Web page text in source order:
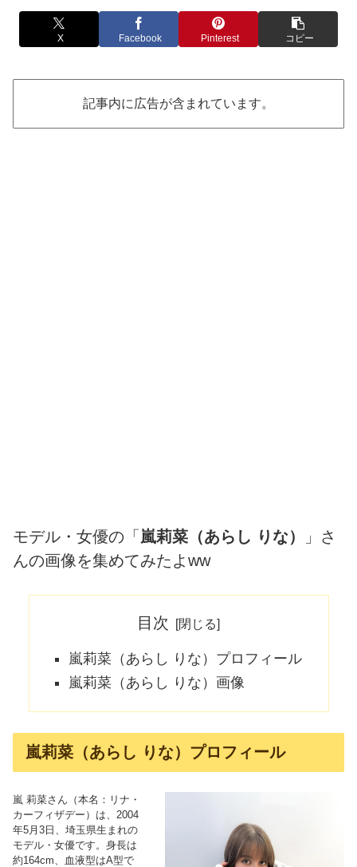
X Facebook Pinterest コピー
記事内に広告が含まれています。
モデル・女優の「 嵐莉菜（あらし りな）
」さ
んの画像を集めてみたよww
目次
嵐莉菜（あらし りな）プロフィール
嵐莉菜（あらし りな）画像
嵐莉菜（あらし りな）プロフィール
嵐 莉菜さん（本名：リナ・
カーフィザデー）は、2004
年5月3日、埼玉県生まれの
モデル・女優です。身長は
約164cm、血液型はA型で